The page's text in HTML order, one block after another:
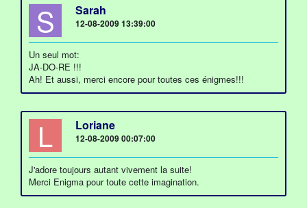
S Sarah
12-08-2009 13:39:00
Un seul mot:
JA-DO-RE !!!
Ah! Et aussi, merci encore pour toutes ces énigmes!!!
L Loriane
12-08-2009 00:07:00
J'adore toujours autant vivement la suite!
Merci Enigma pour toute cette imagination.